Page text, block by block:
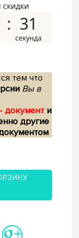
30
тем что
Вы в
документ и
другие